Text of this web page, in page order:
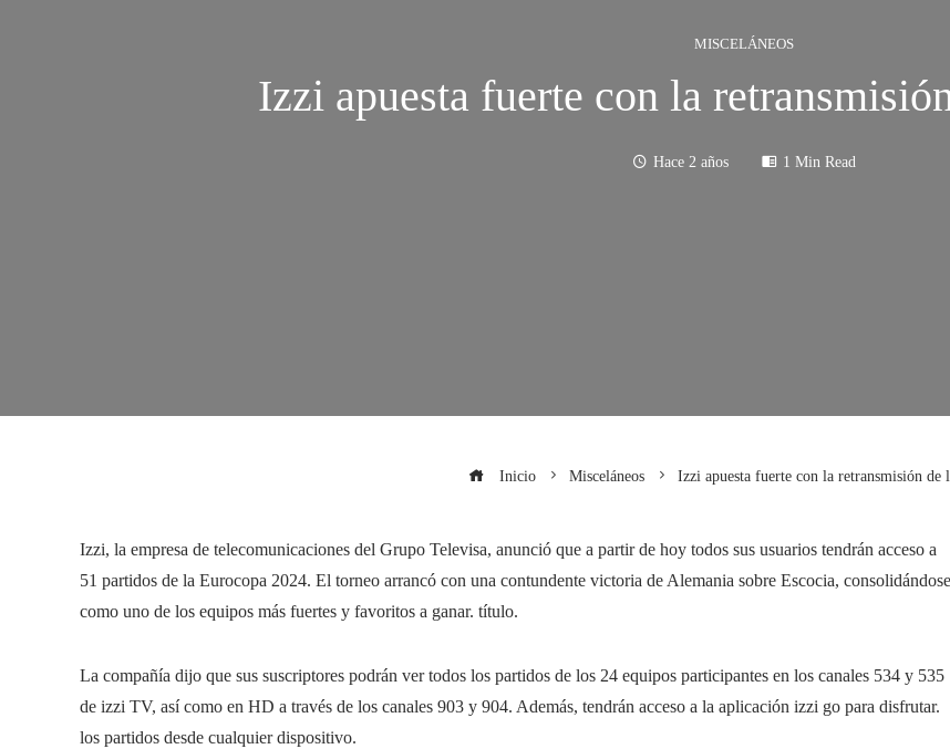
MISCELÁNEOS
Izzi apuesta fuerte con la
Hace 2 años 1 Min Read
Inicio Misceláneos Izzi apuesta fuerte con la retransmisión de
Izzi, la empresa de telecomunicaciones del Grupo Televisa, anunció que a partir de hoy todos sus usuarios tendrán acceso a
51 partidos de la Eurocopa 2024. El torneo arrancó con una contundente victoria de Alemania sobre Escocia, consolidándose
como uno de los equipos más fuertes y favoritos a ganar. título.
La compañía dijo que sus suscriptores podrán ver todos los partidos de los 24 equipos participantes en los canales 534 y 535
de izzi TV, así como en HD a través de los canales 903 y 904. Además, tendrán acceso a la aplicación izzi go para disfrutar.
los partidos desde cualquier dispositivo.